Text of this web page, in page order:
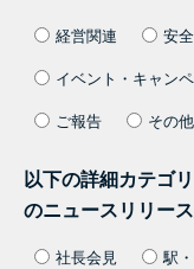
経営関連 安全
イベント・キャン
ご報告 その他
以下の詳細カテゴ
のニュースリリース
社長会見 駅